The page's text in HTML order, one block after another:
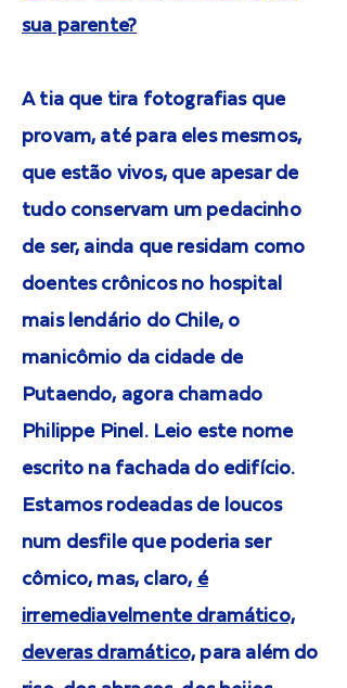
sua parente?
A tia que tira fotografias que
provam, até para eles mesmos,
que estão vivos, que apesar de
tudo conservam um pedacinho
de ser, ainda que residam como
doentes crônicos no hospital
mais lendário do Chile, o
manicômio da cidade de
Putaendo, agora chamado
Philippe Pinel. Leio este nome
escrito na fachada do edifício.
Estamos rodeadas de loucos
num desfile que poderia ser
cômico, mas, claro, é
irremediavelmente dramático,
deveras dramático, para além do